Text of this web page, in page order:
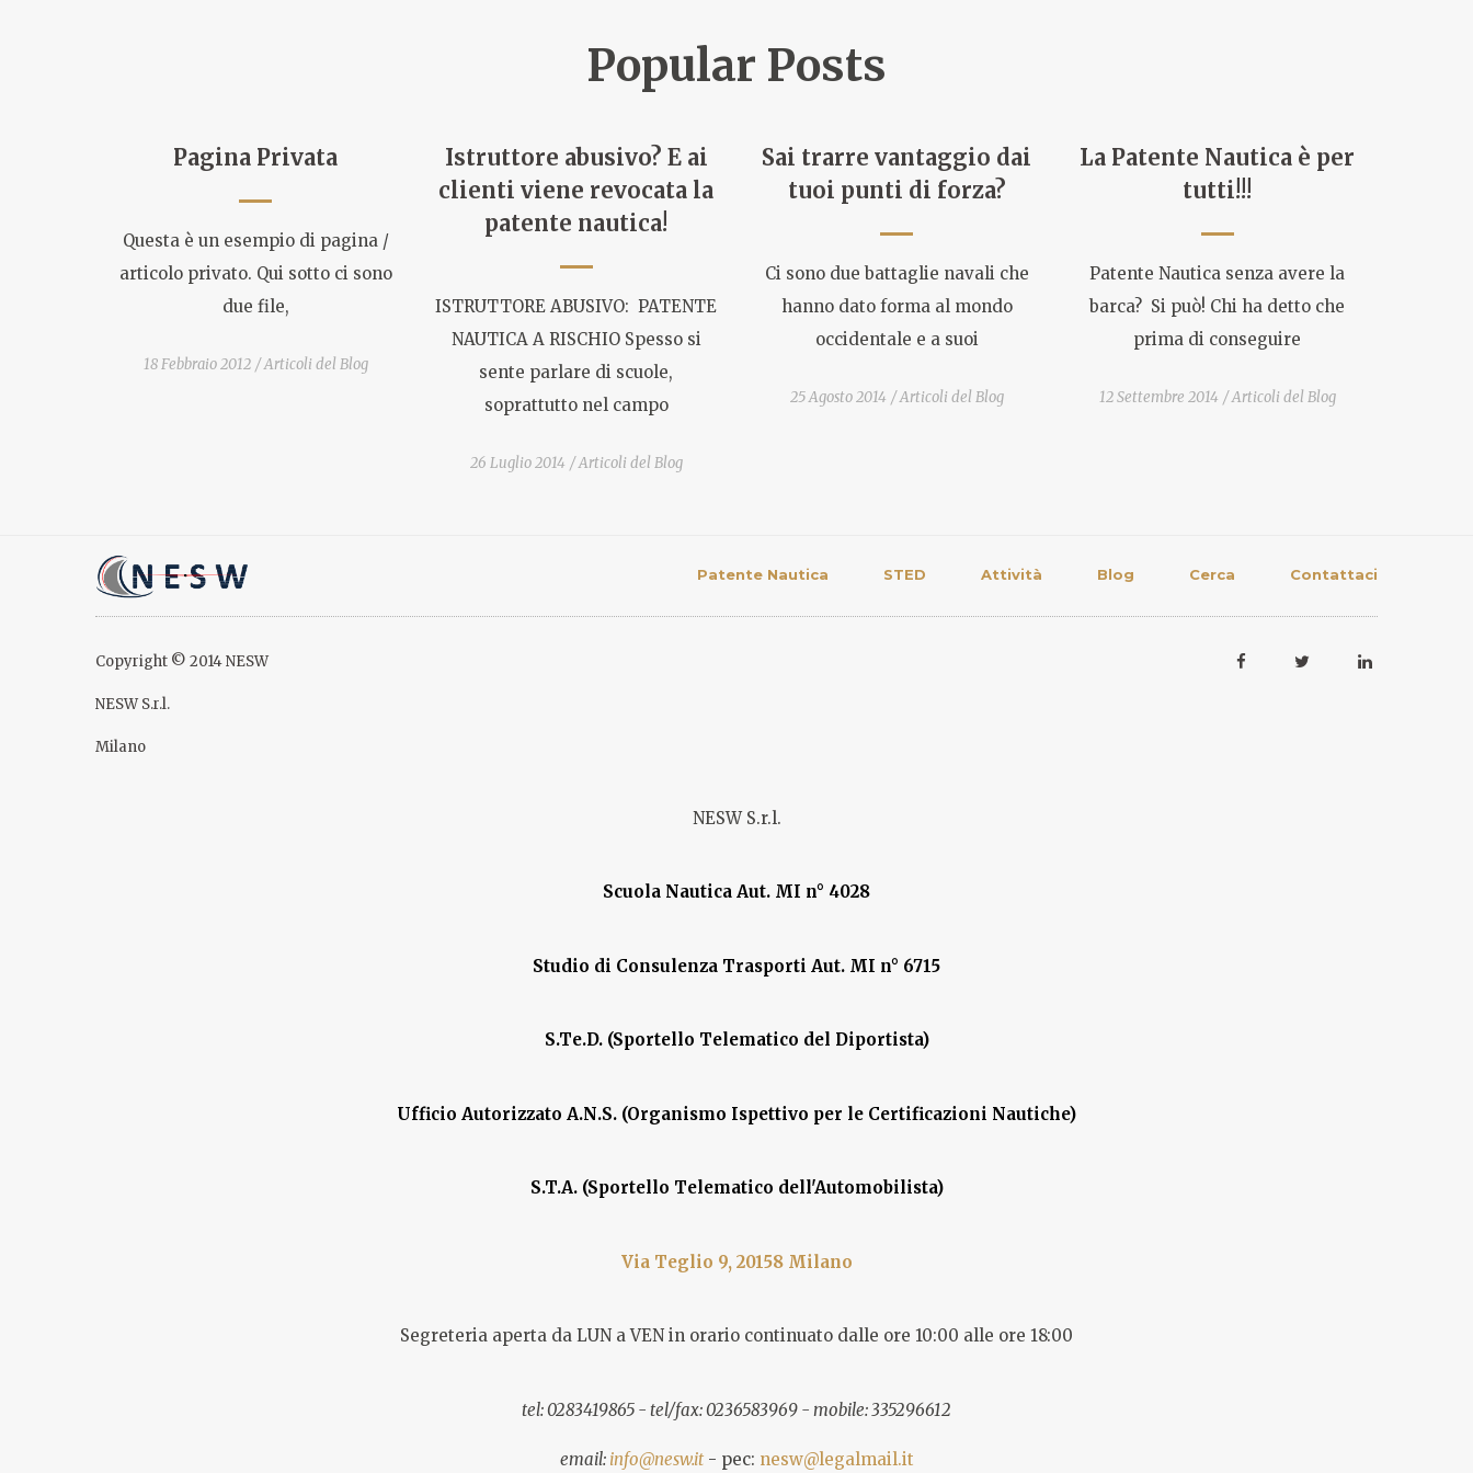
Popular Posts
Pagina Privata
Questa è un esempio di pagina /
articolo privato. Qui sotto ci sono
due file,
18 Febbraio 2012 Articoli del Blog
Istruttore abusivo? E ai
clienti viene revocata la
patente nautica!
ISTRUTTORE ABUSIVO: PATENTE
NAUTICA A RISCHIO Spesso si
sente parlare di scuole,
soprattutto nel campo
26 Luglio 2014 Articoli del Blog
Sai trarre vantaggio dai
tuoi punti di forza?
Ci sono due battaglie navali che
hanno dato forma al mondo
occidentale e a suoi
25 Agosto 2014 Articoli del Blog
La Patente Nautica è per
tutti!!!
Patente Nautica senza avere la
barca? Si può! Chi ha detto che
prima di conseguire
12 Settembre 2014 Articoli del Blog
Patente Nautica STED Attività Blog Cerca Contattaci
Copyright © 2014 NESW
NESW S.r.l.
Milano
NESW S.r.l.
Scuola Nautica Aut. MI n° 4028
Studio di Consulenza Trasporti Aut. MI n° 6715
S.Te.D. (Sportello Telematico del Diportista)
Ufficio Autorizzato A.N.S. (Organismo Ispettivo per le Certificazioni Nautiche)
S.T.A. (Sportello Telematico dell'Automobilista)
Via Teglio 9, 20158 Milano
Segreteria aperta da LUN a VEN in orario continuato dalle ore 10:00 alle ore 18:00
tel: 0283419865 - tel/fax: 0236583969 - mobile: 335296612
email: info@nesw.it- pec: nesw@legalmail.it